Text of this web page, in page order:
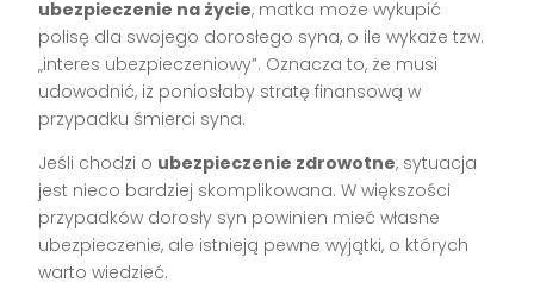
ubezpieczenie na życie, matka może wykupić
polisę dla swojego dorosłego syna, o ile wykaże tzw.
„interes ubezpieczeniowy”. Oznacza to, że musi
udowodnić, iż poniosłaby stratę finansową w
przypadku śmierci syna.
Jeśli chodzi o ubezpieczenie zdrowotne, sytuacja
jest nieco bardziej skomplikowana. W większości
przypadków dorosły syn powinien mieć własne
ubezpieczenie, ale istnieją pewne wyjątki, o których
warto wiedzieć.